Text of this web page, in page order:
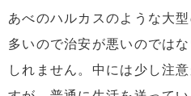
あべのハルカスのような大
多いので治安が悪いのでは
しれません。中には少し注